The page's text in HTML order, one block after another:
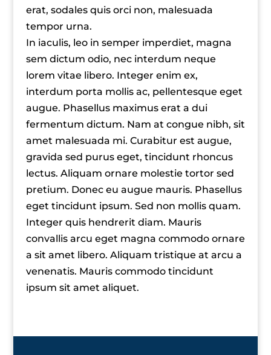
erat, sodales quis orci non, malesuada
tempor urna.
In iaculis, leo in semper imperdiet, magna
sem dictum odio, nec interdum neque
lorem vitae libero. Integer enim ex,
interdum porta mollis ac, pellentesque eget
augue. Phasellus maximus erat a dui
fermentum dictum. Nam at congue nibh, sit
amet malesuada mi. Curabitur est augue,
gravida sed purus eget, tincidunt rhoncus
lectus. Aliquam ornare molestie tortor sed
pretium. Donec eu augue mauris. Phasellus
eget tincidunt ipsum. Sed non mollis quam.
Integer quis hendrerit diam. Mauris
convallis arcu eget magna commodo ornare
a sit amet libero. Aliquam tristique at arcu a
venenatis. Mauris commodo tincidunt
ipsum sit amet aliquet.